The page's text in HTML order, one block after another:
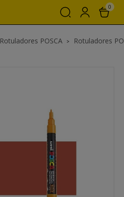
0
Rotuladores POSCA Rotuladores